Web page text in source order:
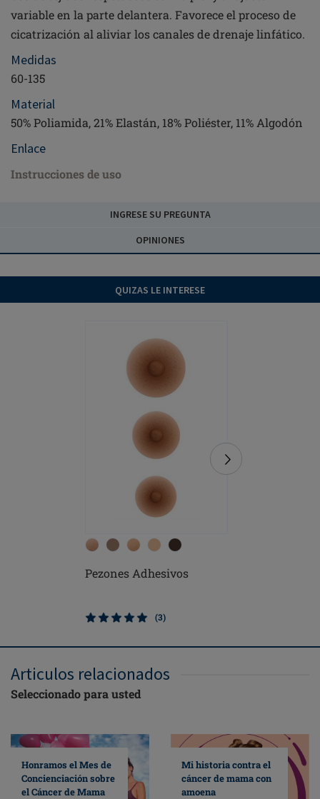
variable en la parte delantera. Favorece el proceso de
cicatrización al aliviar los canales de drenaje linfático.
Medidas
60-135
Material
50% Poliamida, 21% Elastán, 18% Poliéster, 11% Algodón
Enlace
Instrucciones de uso
INGRESE SU PREGUNTA
OPINIONES
QUIZAS LE INTERESE
Pezones Adhesivos
(3)
Articulos relacionados
Seleccionado para usted
Honramos el Mes de
Concienciación sobre
el Cáncer de Mama
Mi historia contra el
cáncer de mama con
amoena